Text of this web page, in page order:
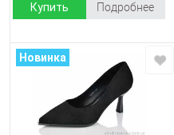
Купить Подробнее
Новинка